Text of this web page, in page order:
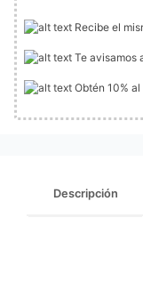
Recibe el
Te avisamos
Obtén 10%
Descripción